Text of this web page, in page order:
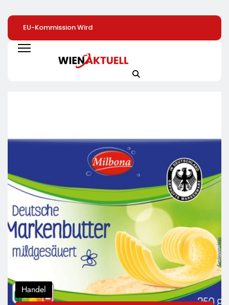
EU-Kommission Wird
Zur „Zentrale Der
Tierindustrie“ /
Tierschutzorganisation
Tierindustrie An
Preissenkung Im April:
Sofort Die Preise Auf
Schokolade Und Käse
Genuss
Strompreis-Falle:
Handel